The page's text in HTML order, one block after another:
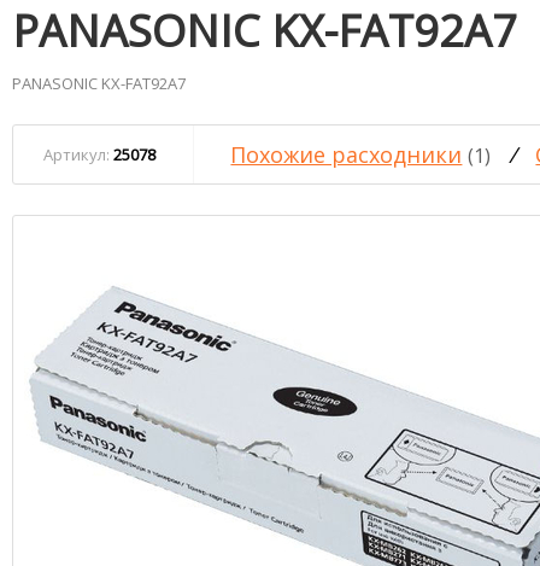
PANASONIC KX-FAT92A7
PANASONIC KX-FAT92A7
Артикул: 25078 Похожие расходники (1) /